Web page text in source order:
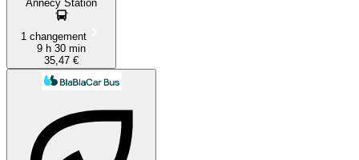
Annecy Station
1 changement
9 h 30 min
35,47 €